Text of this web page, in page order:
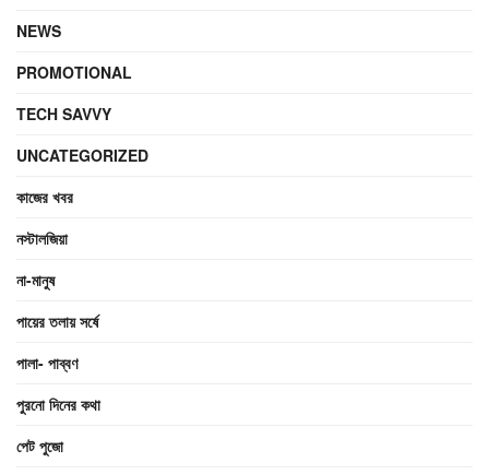
NEWS
PROMOTIONAL
TECH SAVVY
UNCATEGORIZED
কাজের খবর
নস্টালজিয়া
না-মানুষ
পায়ের তলায় সর্ষে
পালা- পাব্বণ
পুরনো দিনের কথা
পেট পুজো